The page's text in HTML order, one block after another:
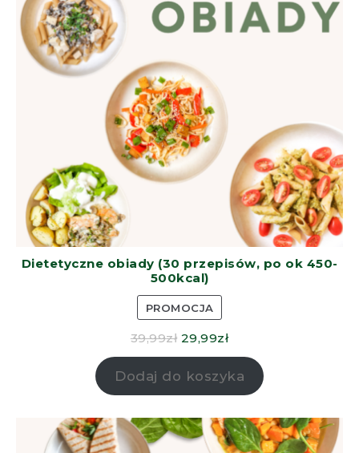
Dietetyczne obiady (30 przepisów, po ok 450-
500kcal)
PROMOCJA
39,99zł 29,99zł
Dodaj do koszyka